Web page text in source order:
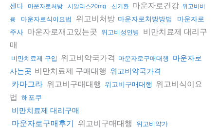
센다
마운자로처방 시알리스20mg 신기환 마운자로건강 위고비비
용
마운자로식이요법 위고비처방 마운자로처방방법
마운자로
주사 마운자로재고있는곳 위고비성인병
비만치료제 대리구
매
비만치료제 구입 위고비약국가격 마운자로구매대행
마운자로
사는곳 비만치료제 구매대행 위고비약국가격
카마그라 위고비구매대행 위고비구매대행
위고비식이요
법
해포쿠
비만치료제 대리구매
마운자로구매후기
위고비구매대행 위고비약가